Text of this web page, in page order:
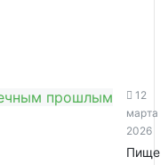
12
марта
2026
Пище